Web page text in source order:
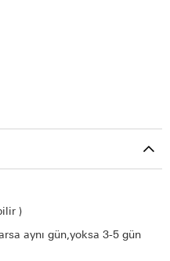
)
aynı gün,yoksa 3-5 gün